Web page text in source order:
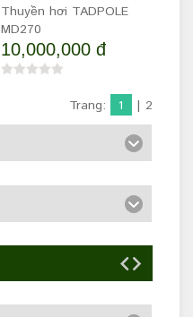
Thuyền hơi TADPOLE
MD270
10,000,000 đ
Trang: 1 | 2